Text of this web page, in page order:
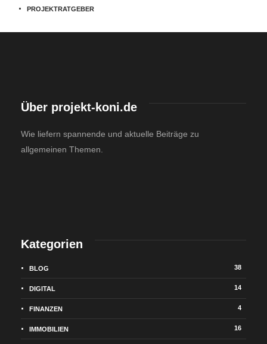
PROJEKTRATGEBER
Über projekt-koni.de
Wie liefern spannende und aktuelle Beiträge zu
allgemeinen Themen.
Kategorien
BLOG 38
DIGITAL 14
FINANZEN 4
IMMOBILIEN 16